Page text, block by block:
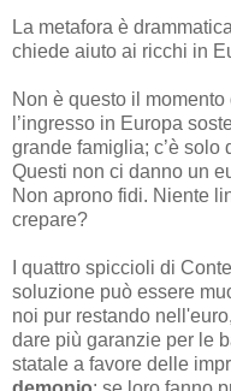
La metafora è
chiede aiuto ai ricchi in
Non è questo il
l’ingresso in Europa
grande famiglia; c’è solo
Questi non ci danno un
Non aprono fidi. Niente
crepare?
I quattro spiccioli di
soluzione può essere
noi pur restando
dare più garanzie per le
statale a favore delle